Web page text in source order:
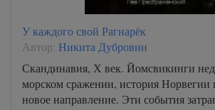
У каждого свой Рагнарёк
Автор: Никита Дубровин
Скандинавия, Х век. Йомсвикинги
морском сражении, история Норвегии
новое направление. Эти события